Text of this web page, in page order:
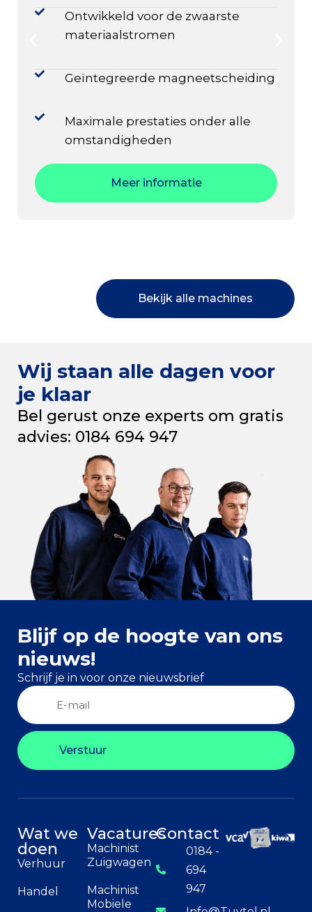
Ontwikkeld voor de zwaarste
materiaalstromen
Geïntegreerde magneetscheiding
Maximale prestaties onder alle
omstandigheden
Meer informatie
Bekijk alle machines
Wij staan alle dagen voor
je klaar
Bel gerust onze experts om gratis
advies: 0184 694 947
Blijf op de hoogte van ons
nieuws!
Schrijf je in voor onze nieuwsbrief
Verstuur
Wat we
doen
Verhuur
Handel
Vacatures
Machinist
Zuigwagen
Machinist
Mobiele
Contact
0184 -
694
947